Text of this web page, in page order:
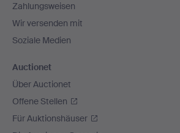
Zahlungsweisen
Wir versenden mit
Soziale Medien
Auctionet
Über Auctionet
Offene Stellen
Für Auktionshäuser